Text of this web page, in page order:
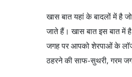
खास बात यहां के बादलों में है
जाते हैं। खास बात इस बात में
जगह पर आपको शेरपाओं के लॉज
ठहरने की साफ-सुथरी, गरम